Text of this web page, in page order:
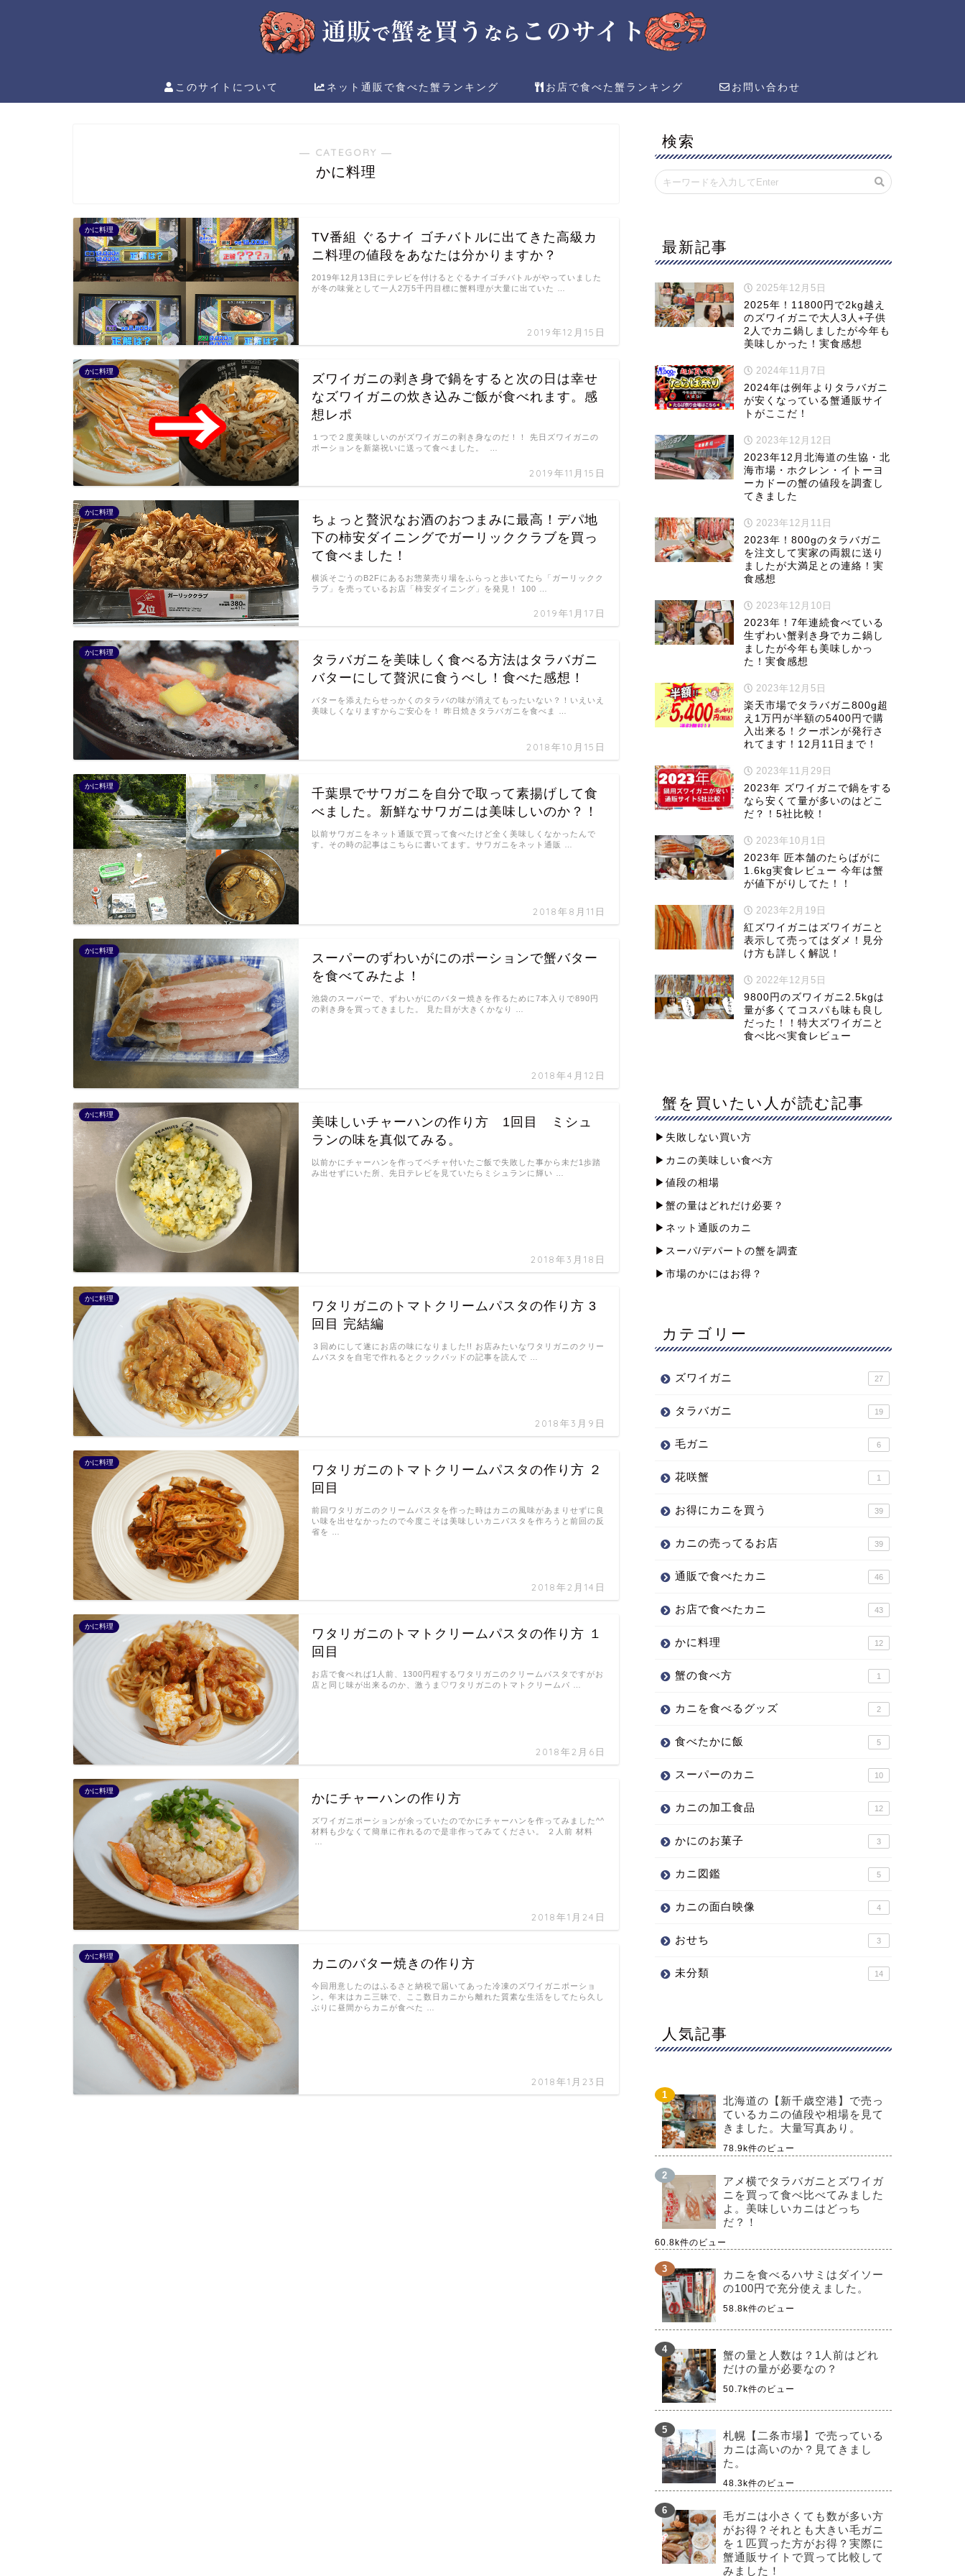
このサイトについて ネット通販で食べた蟹ランキング お店で食べた蟹ランキング お問い合わせ
― CATEGORY ―
かに料理
かに料理
TV番組 ぐるナイ ゴチバトルに出てきた高級カ
ニ料理の値段をあなたは分かりますか？
2019年12月15日
2019年12月13日にテレビを付けるとぐるナイゴチバトルがやっていました
が冬の味覚として一人2万5千円目標に蟹料理が大量に出ていた …
かに料理
ズワイガニの剥き身で鍋をすると次の日は幸せ
なズワイガニの炊き込みご飯が食べれます。感
想レポ
2019年11月15日
１つで２度美味しいのがズワイガニの剥き身なのだ！！ 先日ズワイガニの
ポーションを新築祝いに送って食べました。 …
かに料理
ちょっと贅沢なお酒のおつまみに最高！デパ地
下の柿安ダイニングでガーリッククラブを買っ
て食べました！
2019年1月17日
横浜そごうのB2Fにあるお惣菜売り場をふらっと歩いてたら「ガーリックク
ラブ」を売っているお店「柿安ダイニング」を発見！ 100 …
かに料理
タラバガニを美味しく食べる方法はタラバガニ
バターにして贅沢に食うべし！食べた感想！
2018年10月15日
バターを添えたらせっかくのタラバの味が消えてもったいない？！いえいえ
美味しくなりますからご安心を！ 昨日焼きタラバガニを食べま …
かに料理
千葉県でサワガニを自分で取って素揚げして食
べました。新鮮なサワガニは美味しいのか？！
2018年8月11日
以前サワガニをネット通販で買って食べたけど全く美味しくなかったんで
す。その時の記事はこちらに書いてます。サワガニをネット通販 …
かに料理
スーパーのずわいがにのポーションで蟹バター
を食べてみたよ！
2018年4月12日
池袋のスーパーで、ずわいがにのバター焼きを作るために7本入りで890円
の剥き身を買ってきました。 見た目が大きくかなり …
かに料理
美味しいチャーハンの作り方 1回目 ミシュ
ランの味を真似てみる。
2018年3月18日
以前かにチャーハンを作ってベチャ付いたご飯で失敗した事から未だ1歩踏
み出せずにいた所、先日テレビを見ていたらミシュランに輝い …
かに料理
ワタリガニのトマトクリームパスタの作り方 3
回目 完結編
2018年3月9日
３回めにして遂にお店の味になりました!! お店みたいなワタリガニのクリー
ムパスタを自宅で作れるとクックパッドの記事を読んで …
かに料理
ワタリガニのトマトクリームパスタの作り方 ２
回目
2018年2月14日
前回ワタリガニのクリームパスタを作った時はカニの風味があまりせずに良
い味を出せなかったので今度こそは美味しいカニパスタを作ろうと前回の反
省を …
かに料理
ワタリガニのトマトクリームパスタの作り方 １
回目
2018年2月6日
お店で食べれば1人前、1300円程するワタリガニのクリームパスタですがお
店と同じ味が出来るのか、激うま♡ワタリガニのトマトクリームパ …
かに料理
かにチャーハンの作り方
2018年1月24日
ズワイガニポーションが余っていたのでかにチャーハンを作ってみました^^
材料も少なくて簡単に作れるので是非作ってみてください。 ２人前 材料
かに料理
カニのバター焼きの作り方
2018年1月23日
今回用意したのはふるさと納税で届いてあった冷凍のズワイガニポーショ
ン。年末はカニ三昧で、ここ数日カニから離れた質素な生活をしてたら久し
ぶりに昼間からカニが食べた …
検索
最新記事
2025年12月5日
2025年！11800円で2kg越え
のズワイガニで大人3人+子供
2人でカニ鍋しましたが今年も
美味しかった！実食感想
2024年11月7日
2024年は例年よりタラバガニ
が安くなっている蟹通販サイ
トがここだ！
2023年12月12日
2023年12月北海道の生協・北
海市場・ホクレン・イトーヨ
ーカドーの蟹の値段を調査し
てきました
2023年12月11日
2023年！800gのタラバガニ
を注文して実家の両親に送り
ましたが大満足との連絡！実
食感想
2023年12月10日
2023年！7年連続食べている
生ずわい蟹剥き身でカニ鍋し
ましたが今年も美味しかっ
た！実食感想
2023年12月5日
楽天市場でタラバガニ800g超
え1万円が半額の5400円で購
入出来る！クーポンが発行さ
れてます！12月11日まで！
2023年11月29日
2023年 ズワイガニで鍋をする
なら安くて量が多いのはどこ
だ？！5社比較！
2023年10月1日
2023年 匠本舗のたらばがに
1.6kg実食レビュー 今年は蟹
が値下がりしてた！！
2023年2月19日
紅ズワイガニはズワイガニと
表示して売ってはダメ！見分
け方も詳しく解説！
2022年12月5日
9800円のズワイガニ2.5kgは
量が多くてコスパも味も良し
だった！！特大ズワイガニと
食べ比べ実食レビュー
蟹を買いたい人が読む記事
▶︎失敗しない買い方
▶︎カニの美味しい食べ方
▶︎値段の相場
▶︎蟹の量はどれだけ必要？
▶︎ネット通販のカニ
▶︎スーパ/デパートの蟹を調査
▶︎市場のかにはお得？
カテゴリー
ズワイガニ 27
タラバガニ 19
毛ガニ 6
花咲蟹 1
お得にカニを買う 39
カニの売ってるお店 39
通販で食べたカニ 46
お店で食べたカニ 43
かに料理 12
蟹の食べ方 1
カニを食べるグッズ 2
食べたかに飯 5
スーパーのカニ 10
カニの加工食品 12
かにのお菓子 3
カニ図鑑 5
カニの面白映像 4
おせち 3
未分類 14
人気記事
北海道の【新千歳空港】で売っ
ているカニの値段や相場を見て
きました。大量写真あり。
78.9k件のビュー
アメ横でタラバガニとズワイガ
ニを買って食べ比べてみました
よ。美味しいカニはどっち
だ？！
60.8k件のビュー
カニを食べるハサミはダイソー
の100円で充分使えました。
58.8k件のビュー
蟹の量と人数は？1人前はどれ
だけの量が必要なの？
50.7k件のビュー
札幌【二条市場】で売っている
カニは高いのか？見てきまし
た。
48.3k件のビュー
毛ガニは小さくても数が多い方
がお得？それとも大きい毛ガニ
を１匹買った方がお得？実際に
蟹通販サイトで買って比較して
みました！